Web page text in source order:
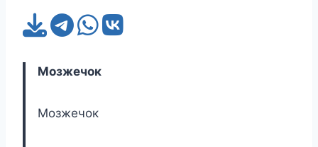
Мозжечок
Мозжечок